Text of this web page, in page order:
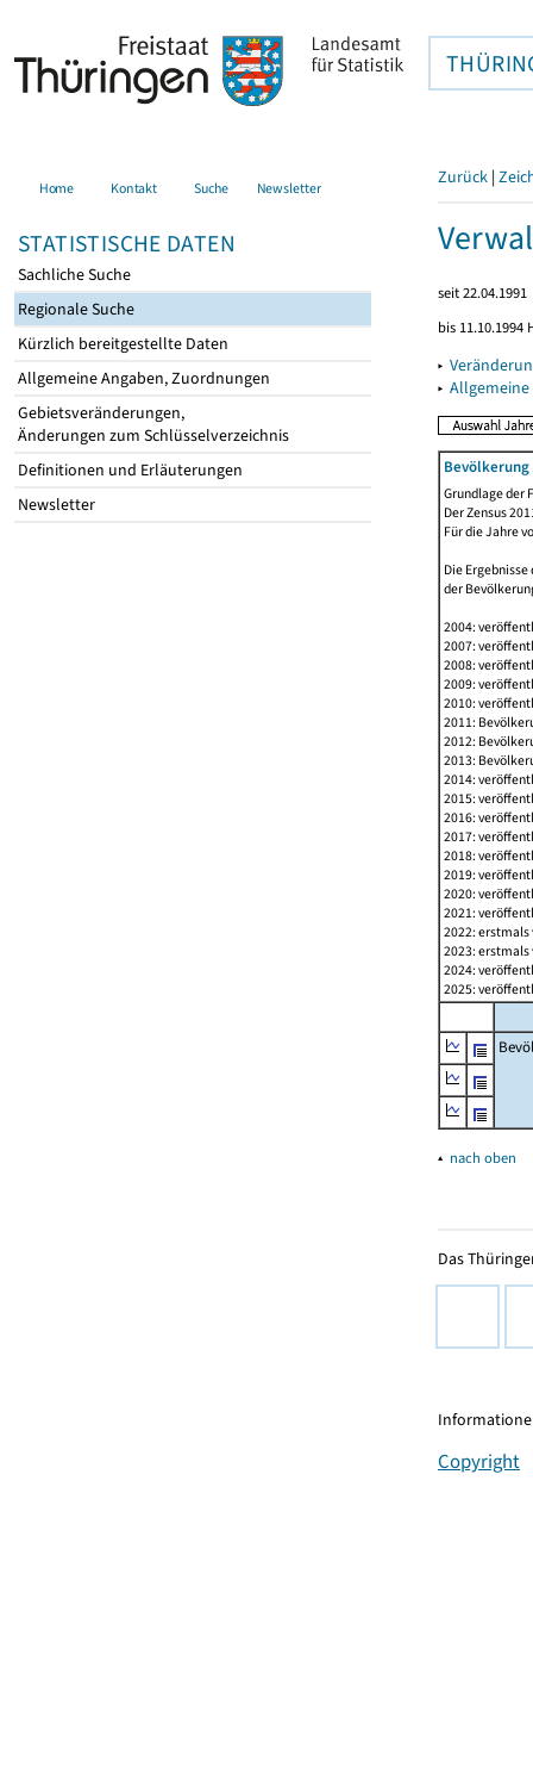
Home Kontakt Suche Newsletter
STATISTISCHE DATEN
Sachliche Suche
Regionale Suche
Kürzlich bereitgestellte Daten
Allgemeine Angaben, Zuordnungen
Gebietsveränderungen,
Änderungen zum Schlüsselverzeichnis
Definitionen und Erläuterungen
Newsletter
Zurück |
seit 22.04.1991
bis 11.10.1994
▸
▸
Grundlage der
Der Zensus
Für die Jahre
Die
der
2004:
2007:
2008:
2009:
2010:
2011:
2012:
2013:
2014:
2015:
2016:
2017:
2018:
2019:
2020:
2021:
2022:
2023:
2024:
2025:
▴ nach oben
Das
Copyright